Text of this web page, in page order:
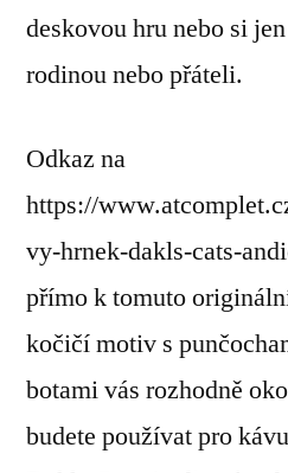
deskovou hru nebo si
rodinou nebo přáteli.
Odkaz na
https://
vy-hrnek-dakls-cats-
přímo k tomuto
kočičí motiv s
botami vás rozhodně
budete používat pro